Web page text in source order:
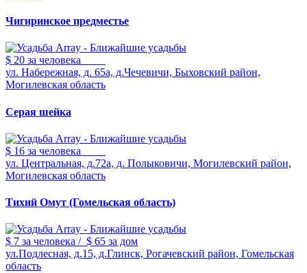
Чигиринское предместье
$ 20 за человека
ул. Набережная, д. 65а, д.Чечевичи, Быховский район,
Могилевская область
Серая шейка
$ 16 за человека
ул. Центральная, д.72а, д. Полыковичи, Могилевский район,
Могилевская область
Тихий Омут (Гомельская область)
$ 7 за человека / $ 65 за дом
ул.Подлесная, д.15, д.Глинск, Рогачевский район, Гомельская
область